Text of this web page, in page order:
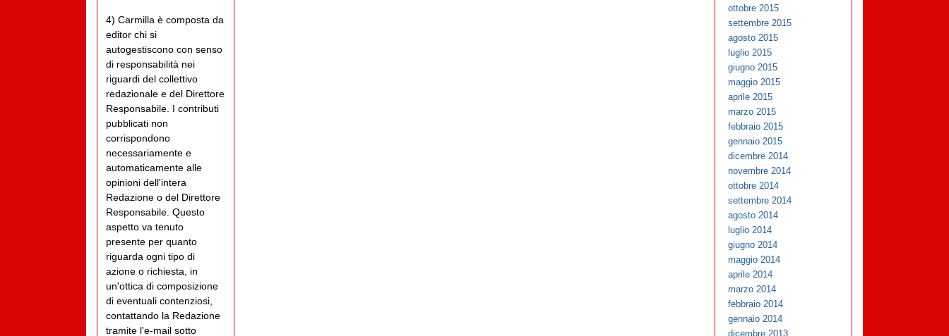
4) Carmilla è composta da
editor chi si
autogestiscono con senso
di responsabilità nei
riguardi del collettivo
redazionale e del Direttore
Responsabile. I contributi
pubblicati non
corrispondono
necessariamente e
automaticamente alle
opinioni dell'intera
Redazione o del Direttore
Responsabile. Questo
aspetto va tenuto
presente per quanto
riguarda ogni tipo di
azione o richiesta, in
un'ottica di composizione
di eventuali contenziosi,
contattando la Redazione
tramite l'e-mail sotto
ottobre 2015
settembre 2015
agosto 2015
luglio 2015
giugno 2015
maggio 2015
aprile 2015
marzo 2015
febbraio 2015
gennaio 2015
dicembre 2014
novembre 2014
ottobre 2014
settembre 2014
agosto 2014
luglio 2014
giugno 2014
maggio 2014
aprile 2014
marzo 2014
febbraio 2014
gennaio 2014
dicembre 2013